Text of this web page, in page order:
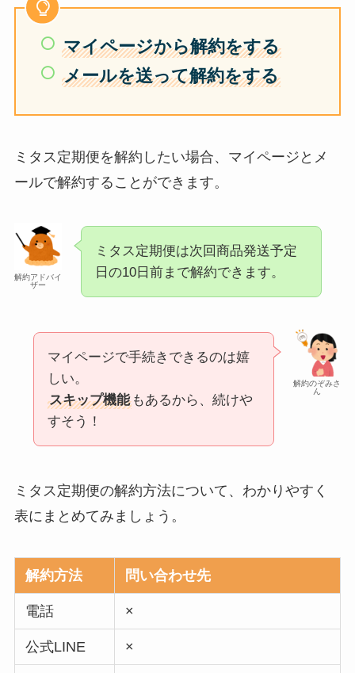
マイページから解約をする
メールを送って解約をする
ミタス定期便を解約したい場合、マイページとメ
ールで解約することができます。
解約アドバイ
ザー
ミタス定期便は次回商品発送予定
日の10日前まで解約できます。
解約のぞみさ
ん
マイページで手続きできるのは嬉
しい。
スキップ機能もあるから、続けや
すそう！
ミタス定期便の解約方法について、わかりやすく
表にまとめてみましょう。
解約方法 問い合わせ先
電話 ×
公式LINE ×